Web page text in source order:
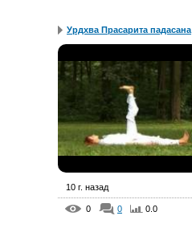
Урдхва Прасарита падасана
10 г. назад
0 0 0.0